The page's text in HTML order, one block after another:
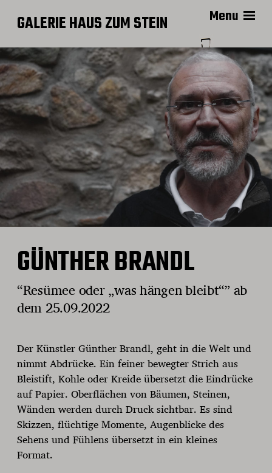
GALERIE HAUS ZUM STEIN Menu
GÜNTHER BRANDL
“Resümee oder „was hängen bleibt“” ab
dem 25.09.2022
Der Künstler Günther Brandl, geht in die Welt und
nimmt Abdrücke. Ein feiner bewegter Strich aus
Bleistift, Kohle oder Kreide übersetzt die Eindrücke
auf Papier. Oberflächen von Bäumen, Steinen,
Wänden werden durch Druck sichtbar. Es sind
Skizzen, flüchtige Momente, Augenblicke des
Sehens und Fühlens übersetzt in ein kleines
Format.